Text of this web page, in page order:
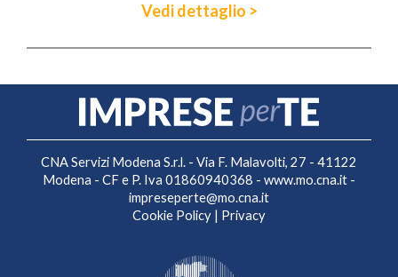
Vedi dettaglio >
CNA Servizi Modena S.r.l. - Via F. Malavolti, 27 - 41122
Modena - CF e P. Iva 01860940368 - www.mo.cna.it -
impreseperte@mo.cna.it
Cookie Policy | Privacy